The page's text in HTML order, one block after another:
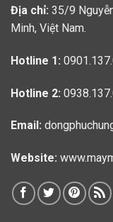
Địa chỉ: 35/9
Minh, Việt Nam.
Hotline 1:
Hotline 2:
Email:
Website: